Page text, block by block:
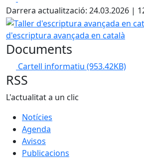
Darrera actualització: 24.03.2026 |
Taller d'escriptura avançada en
d'escriptura avançada en català
Documents
Cartell informatiu (953.42KB)
RSS
L'actualitat a un clic
Notícies
Agenda
Avisos
Publicacions